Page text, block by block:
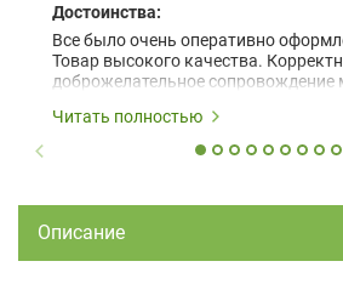
Достоинства:
Все было очень оперативно
Товар высокого качества.
доброжелательное сопровождение
Читать полностью
Описание